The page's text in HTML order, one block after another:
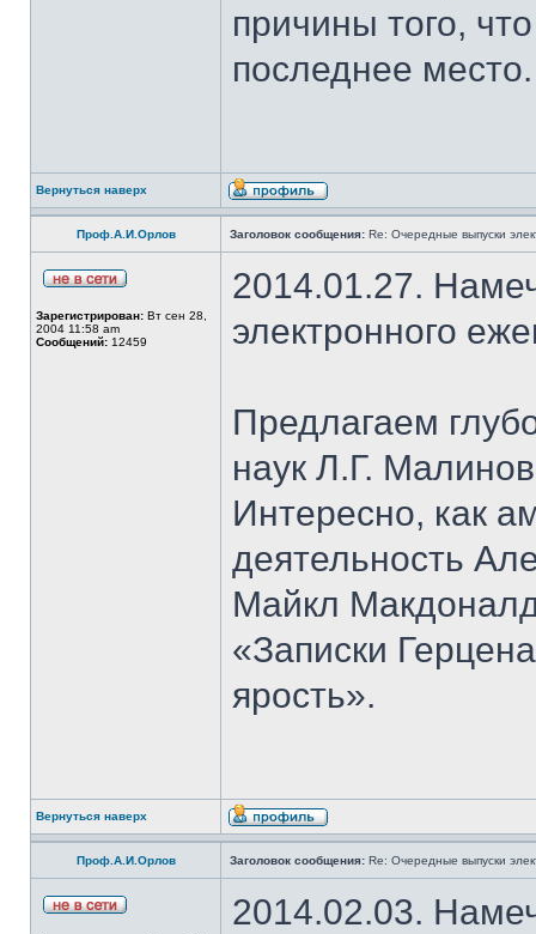
причины того,
последнее место.
Вернуться наверх
Проф.А.И.Орлов Заголовок сообщения: Re: Очередные выпуски
Зарегистрирован: Вт сен 28,
2004 11:58 am
Сообщений: 12459
2014.01.27.
электронного
Предлагаем
наук Л.Г.
Интересно, как
деятельность
Майкл
«Записки
ярость».
Вернуться наверх
Проф.А.И.Орлов Заголовок сообщения: Re: Очередные выпуски
2014.02.03.